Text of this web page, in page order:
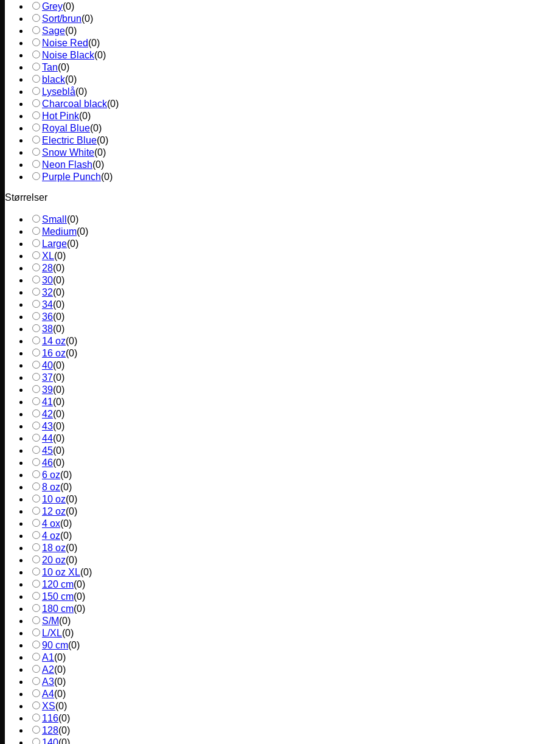
Grey(0)
Sort/brun(0)
Sage(0)
Noise Red(0)
Noise Black(0)
Tan(0)
black(0)
Lyseblå(0)
Charcoal black(0)
Hot Pink(0)
Royal Blue(0)
Electric Blue(0)
Snow White(0)
Neon Flash(0)
Purple Punch(0)
Størrelser
Small (0)
Medium(0)
Large(0)
XL(0)
28(0)
30(0)
32(0)
34(0)
36(0)
38(0)
14 oz(0)
16 oz(0)
40(0)
37(0)
39(0)
41(0)
42(0)
43(0)
44(0)
45(0)
46(0)
6 oz(0)
8 oz(0)
10 oz(0)
12 oz(0)
4 ox(0)
4 oz(0)
18 oz(0)
20 oz(0)
10 oz XL(0)
120 cm(0)
150 cm(0)
180 cm(0)
S/M(0)
L/XL(0)
90 cm(0)
A1(0)
A2(0)
A3(0)
A4(0)
XS(0)
116(0)
128(0)